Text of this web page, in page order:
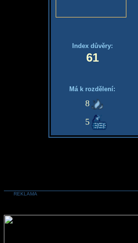
Index důvěry:
61
Má k rozdělení:
8
5
REKLAMA